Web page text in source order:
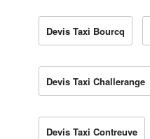
Devis Taxi Bourcq
Devis Taxi Challerange
Devis Taxi Contreuve